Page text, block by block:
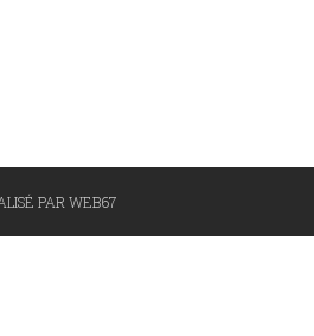
PAR WEB67